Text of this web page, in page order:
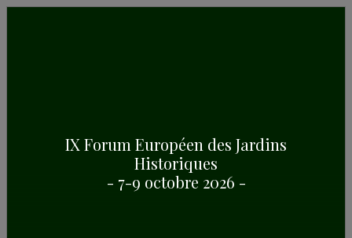
Statuts
IX Forum Européen des Jardins
Historiques
- 7-9 octobre 2026 -